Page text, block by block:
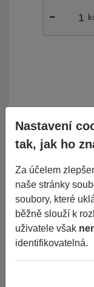
Porovnat
Základní informace
Výrobce
EAN
Nastavení
tak, jak ho
Za účelem
naše stránky
soubory, které
běžně slouží k
uživatele však
identifikovatelná.